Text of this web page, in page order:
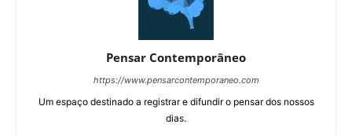
Pensar Contemporâneo
https://www.pensarcontemporaneo.com
Um espaço destinado a registrar e difundir o pensar dos nossos
dias.